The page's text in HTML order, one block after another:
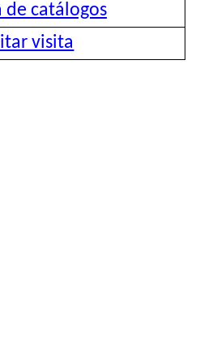
de catálogos
visita